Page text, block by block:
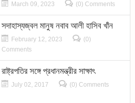
March 09, 2023 (0) Comments
সদাহাস্যজ্বল মানুষ নবাব আলী হাসিব খাঁন
February 12, 2023
(0)
Comments
রাষ্ট্রপতির সঙ্গে প্রধানমন্ত্রীর সাক্ষাৎ
July 02, 2017 (0) Comments